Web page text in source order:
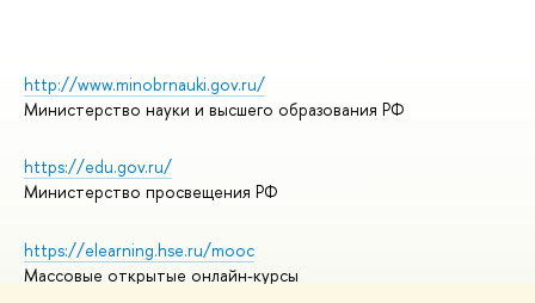
http://www.minobrnauki.gov.ru/
Министерство науки и высшего образования РФ
https://edu.gov.ru/
Министерство просвещения РФ
https://elearning.hse.ru/mooc
Массовые открытые онлайн-курсы